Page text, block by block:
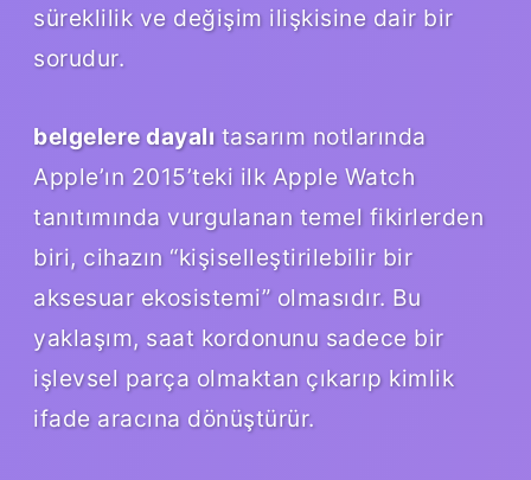
süreklilik ve değişim ilişkisine dair bir
sorudur.
belgelere dayalıtasarım notlarında
Apple’ın 2015’teki ilk Apple Watch
tanıtımında vurgulanan temel fikirlerden
biri, cihazın “kişiselleştirilebilir bir
aksesuar ekosistemi” olmasıdır. Bu
yaklaşım, saat kordonunu sadece bir
işlevsel parça olmaktan çıkarıp kimlik
ifade aracına dönüştürür.